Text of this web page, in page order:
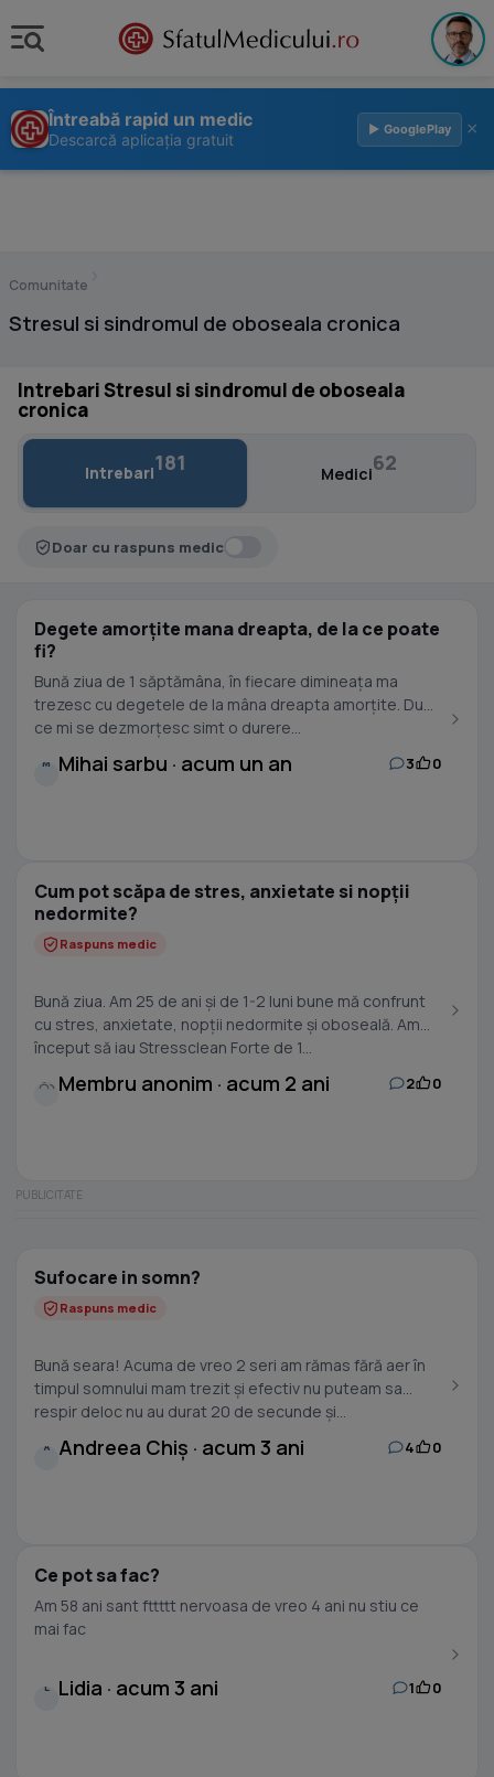
Întreabă rapid un medic
Descarcă aplicația gratuit
▶ GooglePlay ×
Comunitate
Stresul si sindromul de oboseala cronica
Intrebari Stresul si sindromul de oboseala
cronica
Intrebari181 Medici62
Doar cu raspuns medic
Degete amorțite mana dreapta, de la ce poate
fi?
Bună ziua de 1 săptămâna, în fiecare dimineața ma
trezesc cu degetele de la mâna dreapta amorțite. După
ce mi se dezmorțesc simt o durere...
M Mihai sarbu · acum un an 3 0
Cum pot scăpa de stres, anxietate si nopții
nedormite?
Raspuns medic
Bună ziua. Am 25 de ani și de 1-2 luni bune mă confrunt
cu stres, anxietate, nopții nedormite și oboseală. Am
început să iau Stressclean Forte de 1...
Membru anonim · acum 2 ani 2 0
Sufocare in somn?
Raspuns medic
Bună seara! Acuma de vreo 2 seri am rămas fără aer în
timpul somnului mam trezit și efectiv nu puteam sa
respir deloc nu au durat 20 de secunde și...
A Andreea Chiș · acum 3 ani 4 0
Ce pot sa fac?
Am 58 ani sant fttttt nervoasa de vreo 4 ani nu stiu ce
mai fac
L Lidia · acum 3 ani 1 0